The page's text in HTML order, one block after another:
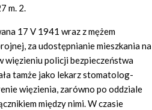
m. 2.
17 V 1941 wraz z mężem
za udostępnianie mieszkania na
więzieniu policji bezpieczeństwa
tamże jako lekarz stomatolog-
więzienia, zarówno po oddziale
między nimi. W czasie